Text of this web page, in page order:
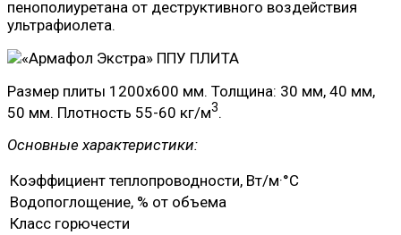
пенополиуретана от деструктивного воздействия
ультрафиолета.
Размер плиты 1200х600 мм. Толщина: 30 мм, 40 мм,
50 мм. Плотность 55-60 кг/м3.
Основные характеристики:
Коэффициент теплопроводности, Вт/м·°C
Водопоглощение, % от объема
Класс горючести